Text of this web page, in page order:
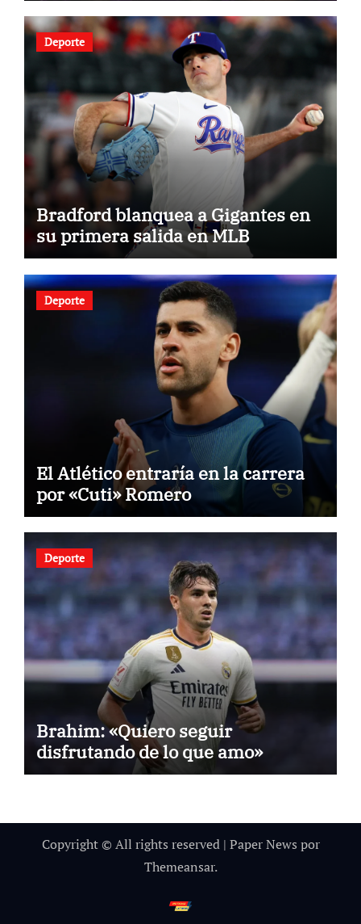
Deporte
Bradford blanquea a Gigantes en
su primera salida en MLB
Deporte
El Atlético entraría en la carrera
por «Cuti» Romero
Deporte
Brahim: «Quiero seguir
disfrutando de lo que amo»
Copyright © All rights reserved | Paper News por
Themeansar.